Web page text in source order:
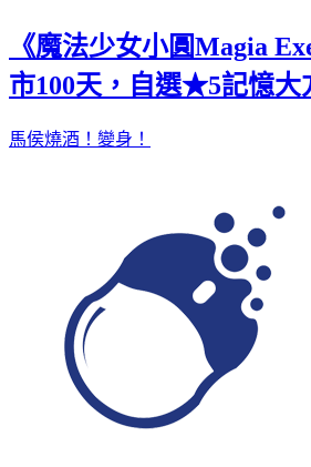
《魔法少女小圓Magia
市100天，自選★5記憶大
馬侯燒酒！變身！